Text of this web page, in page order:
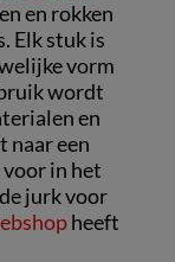
en rokken
Elk stuk is
vorm
wordt
en
naar een
in het
jurk voor
heeft